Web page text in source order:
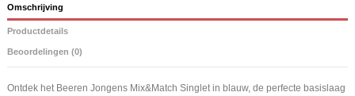
Omschrijving
Productdetails
Beoordelingen (0)
Ontdek het Beeren Jongens Mix&Match Singlet in blauw, de perfecte basislaag